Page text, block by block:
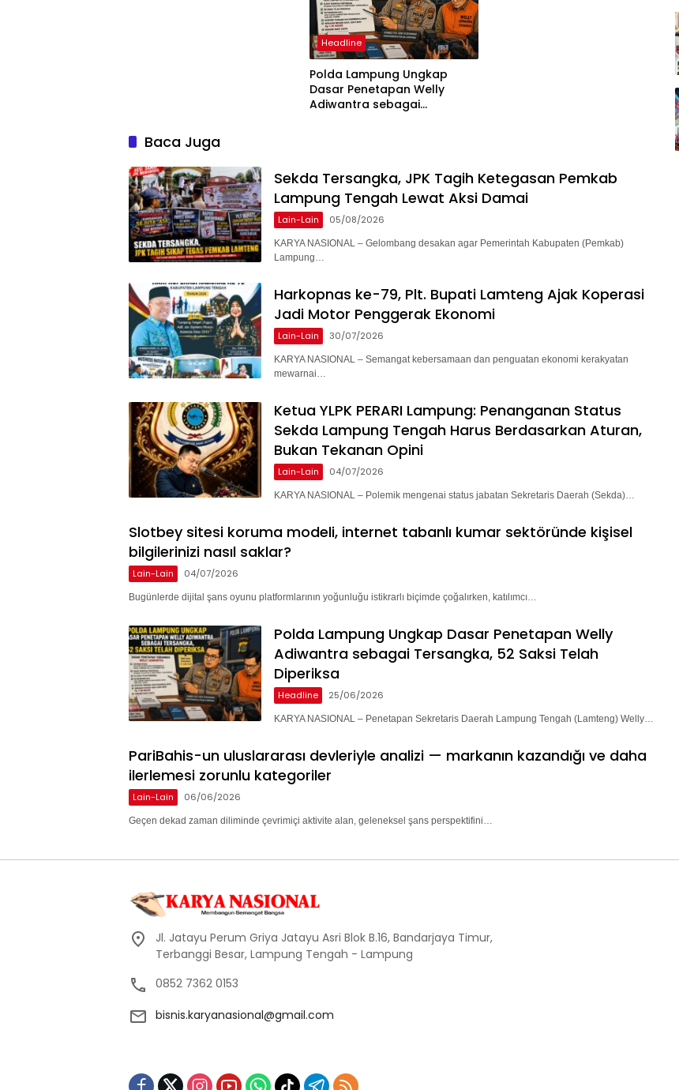
Headline
Polda Lampung Ungkap
Dasar Penetapan Welly
Adiwantra sebagai
Baca Juga
Sekda Tersangka, JPK Tagih Ketegasan Pemkab
Lampung Tengah Lewat Aksi Damai
Lain-Lain 05/08/2026
KARYA NASIONAL – Gelombang desakan agar Pemerintah Kabupaten (Pemkab)
Lampung…
Harkopnas ke-79, Plt. Bupati Lamteng Ajak Koperasi
Jadi Motor Penggerak Ekonomi
Lain-Lain 30/07/2026
KARYA NASIONAL – Semangat kebersamaan dan penguatan ekonomi kerakyatan
mewarnai…
Ketua YLPK PERARI Lampung: Penanganan Status
Sekda Lampung Tengah Harus Berdasarkan Aturan,
Bukan Tekanan Opini
Lain-Lain 04/07/2026
KARYA NASIONAL – Polemik mengenai status jabatan Sekretaris Daerah (Sekda)…
Slotbey sitesi koruma modeli, internet tabanlı kumar sektöründe kişisel
bilgilerinizi nasıl saklar?
Lain-Lain 04/07/2026
Bugünlerde dijital şans oyunu platformlarının yoğunluğu istikrarlı biçimde çoğalırken, katılımcı…
Polda Lampung Ungkap Dasar Penetapan Welly
Adiwantra sebagai Tersangka, 52 Saksi Telah
Diperiksa
Headline 25/06/2026
KARYA NASIONAL – Penetapan Sekretaris Daerah Lampung Tengah (Lamteng) Welly…
PariBahis-un uluslararası devleriyle analizi — markanın kazandığı ve daha
ilerlemesi zorunlu kategoriler
Lain-Lain 06/06/2026
Geçen dekad zaman diliminde çevrimiçi aktivite alan, geleneksel şans perspektifini…
Jl. Jatayu Perum Griya Jatayu Asri Blok B.16, Bandarjaya Timur,
Terbanggi Besar, Lampung Tengah - Lampung
0852 7362 0153
bisnis.karyanasional@gmail.com